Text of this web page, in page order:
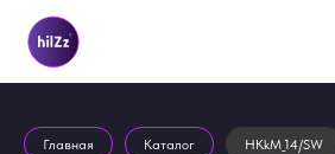
Главная Каталог HKkM_14/SW